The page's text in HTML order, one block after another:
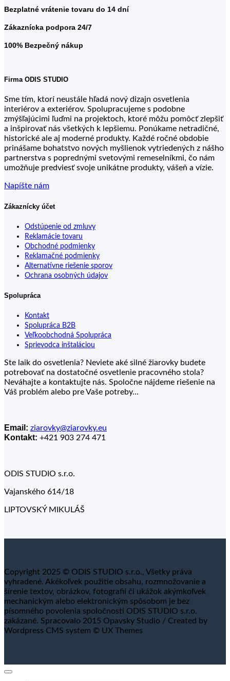
Bezplatné vrátenie tovaru do 14 dní
Zákaznícka podpora 24/7
100% Bezpečný nákup
Firma ODIS STUDIO
Sme tím, ktorí neustále hľadá nový dizajn osvetlenia
interiérov a exteriérov. Spolupracujeme s podobne
zmýšľajúcimi ľuďmi na projektoch, ktoré môžu pomôcť zlepšiť
a inšpirovať nás všetkých k lepšiemu. Ponúkame netradičné,
historické ale aj moderné produkty. Každé ročné obdobie
prinášame bohatstvo nových myšlienok vytriedených z nášho
partnerstva s poprednými svetovými remeselníkmi, čo nám
umožňuje predviesť svoje unikátne produkty, vášeň a vízie.
Napíšte nám
Zákaznícky účet
Odstúpenie od zmluvy
Reklamácie tovaru
Obchodné podmienky
Reklamačné podmienky
Alternatívne riešenie sporov
Ochrana osobných údajov
Spolupráca
Kontakt
Spolupráca B2B
Veľkoobchodná Spolupráca
Sprievodca inštaláciou
Ste laik do osvetlenia? Neviete aké silné žiarovky budete
potrebovať na dostatočné osvetlenie pracovného stola?
Neváhajte a kontaktujte nás. Spoločne nájdeme riešenie na
Váš problém alebo pre Vaše potreby...
Email: ziarovky@ziarovky.eu
Kontakt: +421 903 274 471
ODIS STUDIO s.r.o.
Vajanského 614/18
LIPTOVSKÝ MIKULÁŠ
Copyright 2025 © ODIS STUDIO s.r.o., Všetky práva
vyhradené. Akékoľvek použitie obsahu, rozmnožovanie a
šírenie textov, obrázkov, fotografií či ukážok akýmkoľvek
mechanickým alebo elektronickým spôsobom je bez
písomného povolenia spoločnosti ODIS STUDIO s.r.o.
zakázané. Spracovalo 2015 Opavsky Studio / Created by
Wordpress CMS system © UX Themes